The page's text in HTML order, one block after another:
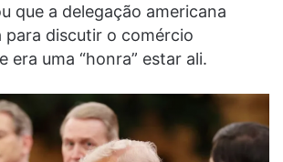
que a delegação americana
para discutir o comércio
era uma “honra” estar ali.